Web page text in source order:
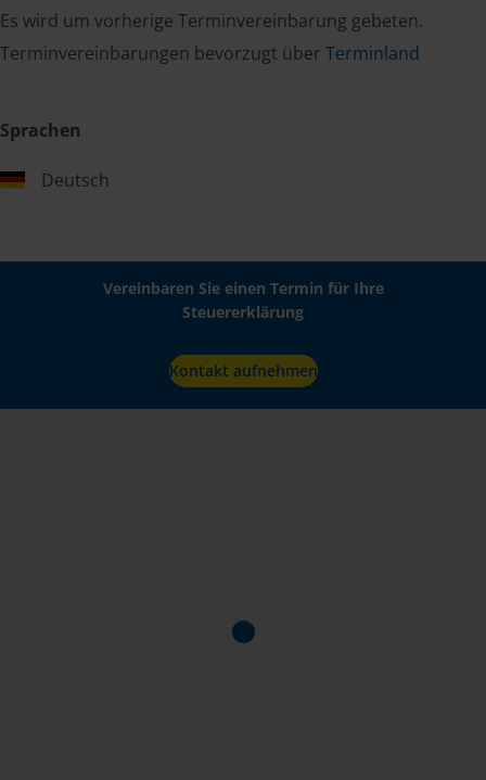
Es wird um vorherige Terminvereinbarung gebeten.
Terminvereinbarungen bevorzugt über Terminland
Sprachen
Deutsch
Vereinbaren Sie einen Termin für Ihre
Steuererklärung
Kontakt aufnehmen